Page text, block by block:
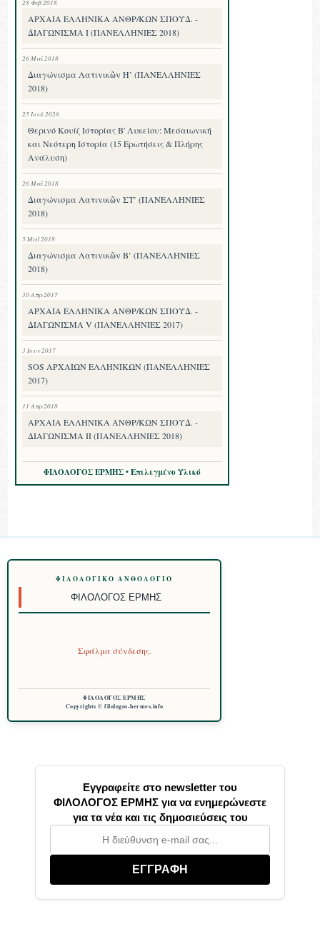
28 Φεβ 2018
ΑΡΧΑΙΑ ΕΛΛΗΝΙΚΑ ΑΝΘΡ/ΚΩΝ ΣΠΟΥΔ. -
ΔΙΑΓΩΝΙΣΜΑ I (ΠΑΝΕΛΛΗΝΙΕΣ 2018)
26 Μαΐ 2018
Διαγώνισμα Λατινικῶν Η’ (ΠΑΝΕΛΛΗΝΙΕΣ
2018)
25 Ιουλ 2026
Θερινό Κουίζ Ιστορίας Β' Λυκείου: Μεσαιωνική
και Νεότερη Ιστορία (15 Ερωτήσεις & Πλήρης
Ανάλυση)
26 Μαΐ 2018
Διαγώνισμα Λατινικῶν ΣΤ’ (ΠΑΝΕΛΛΗΝΙΕΣ
2018)
5 Μαΐ 2018
Διαγώνισμα Λατινικῶν Β’ (ΠΑΝΕΛΛΗΝΙΕΣ
2018)
30 Απρ 2017
ΑΡΧΑΙΑ ΕΛΛΗΝΙΚΑ ΑΝΘΡ/ΚΩΝ ΣΠΟΥΔ. -
ΔΙΑΓΩΝΙΣΜΑ V (ΠΑΝΕΛΛΗΝΙΕΣ 2017)
3 Ιουν 2017
SOS ΑΡΧΑΙΩΝ ΕΛΛΗΝΙΚΩΝ (ΠΑΝΕΛΛΗΝΙΕΣ
2017)
11 Απρ 2018
ΑΡΧΑΙΑ ΕΛΛΗΝΙΚΑ ΑΝΘΡ/ΚΩΝ ΣΠΟΥΔ. -
ΔΙΑΓΩΝΙΣΜΑ II (ΠΑΝΕΛΛΗΝΙΕΣ 2018)
ΦΙΛΟΛΟΓΟΣ ΕΡΜΗΣ • Επιλεγμένο Υλικό
ΦΙΛΟΛΟΓΙΚΌ ΑΝΘΟΛΌΓΙΟ
ΦΙΛΌΛΟΓΟΣ ΕΡΜΉΣ
Σφάλμα σύνδεσης.
ΦΙΛΟΛΟΓΟΣ ΕΡΜΗΣ
Copyrights © filologos-hermes.info
Εγγραφείτε στο newsletter του
ΦΙΛΟΛΟΓΟΣ ΕΡΜΗΣ για να ενημερώνεστε
για τα νέα και τις δημοσιεύσεις του
ΕΓΓΡΑΦΗ